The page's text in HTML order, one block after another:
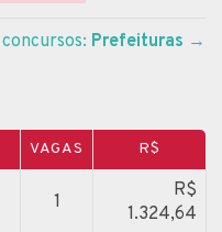
Prefeituras →
VAGAS R$
1
R$
1.324,64